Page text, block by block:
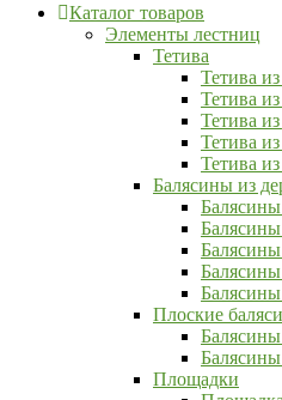
Каталог товаров
Элементы лестниц
Тетива
Тетива
Тетива
Тетива
Тетива из
Тетива
Балясины из
Балясины
Балясины
Балясины
Плоские
Площадки